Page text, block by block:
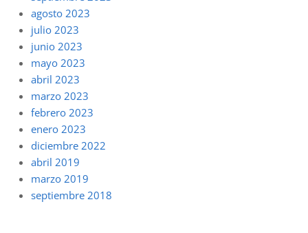
agosto 2023
julio 2023
junio 2023
mayo 2023
abril 2023
marzo 2023
febrero 2023
enero 2023
diciembre 2022
abril 2019
marzo 2019
septiembre 2018